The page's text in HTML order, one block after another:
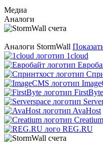
Медиа
Аналоги
Аналоги StormWall
1cloud
FirstByte
AvaHost
Creatium
REG.RU